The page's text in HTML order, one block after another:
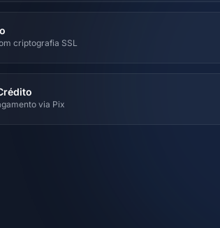
criptografia SSL
via Pix